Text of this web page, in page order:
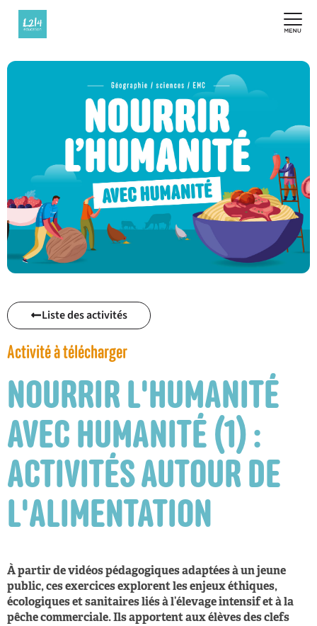
Liste des activités
Activité à télécharger
NOURRIR L'HUMANITÉ
AVEC HUMANITÉ (1) :
ACTIVITÉS AUTOUR DE
L'ALIMENTATION
À partir de vidéos pédagogiques adaptées à un jeune
public, ces exercices explorent les enjeux éthiques,
écologiques et sanitaires liés à l’élevage intensif et à la
pêche commerciale. Ils apportent aux élèves des clefs